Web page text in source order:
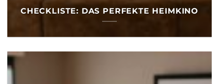
CHECKLISTE: DAS PERFEKTE HEIMKINO